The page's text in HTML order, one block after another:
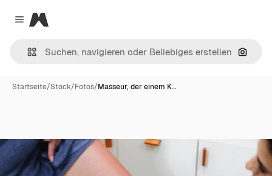
Close menu
Magnific
Nach
Startseite/Stock/Fotos/Masseur, der einem K…